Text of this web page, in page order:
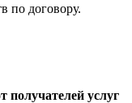
по договору.
получателей услуг